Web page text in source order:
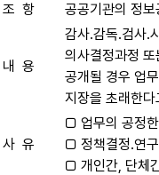
조 항 공공기관의 정
내 용
감사․감독․검사․
의사결정과정
공개될 경우 업
지장을 초래한
사 유
□ 업무의 공정
□ 정책결정․연
□ 개인간, 단체